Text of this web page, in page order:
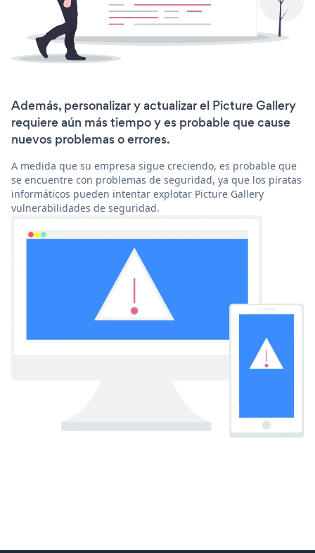
Además, personalizar y actualizar el Picture Gallery
requiere aún más tiempo y es probable que cause
nuevos problemas o errores.
A medida que su empresa sigue creciendo, es probable que
se encuentre con problemas de seguridad, ya que los piratas
informáticos pueden intentar explotar Picture Gallery
vulnerabilidades de seguridad.